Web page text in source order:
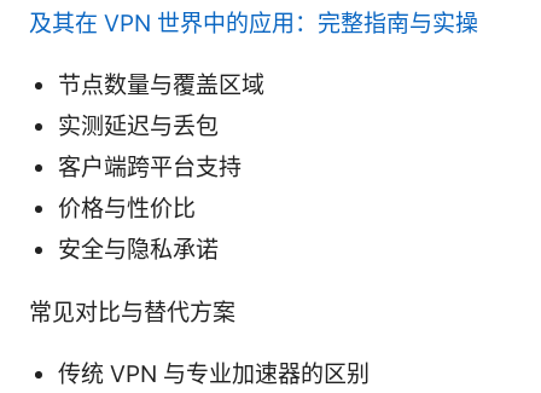
及其在 VPN 世界中的应用：完整指南与实操
节点数量与覆盖区域
实测延迟与丢包
客户端跨平台支持
价格与性价比
安全与隐私承诺
常见对比与替代方案
传统 VPN 与专业加速器的区别